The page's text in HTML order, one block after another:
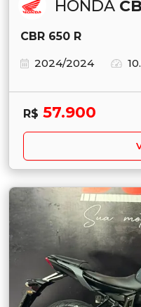
HONDA
CBR 650 R
2024/2024
R$ 57.900